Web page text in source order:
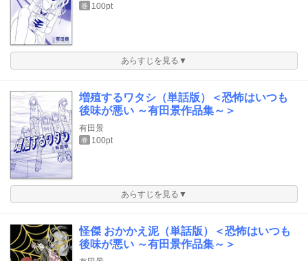
巻 100pt
あらすじを見る▼
増殖するワタシ（単話版）＜恐怖はいつも
後味が悪い ～有田景作品集～＞
有田景
巻 100pt
あらすじを見る▼
怪傑 おかかえ泥（単話版）＜恐怖はいつも
後味が悪い ～有田景作品集～＞